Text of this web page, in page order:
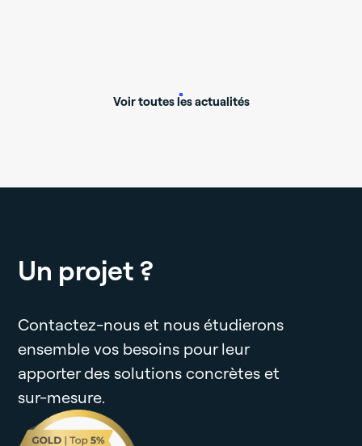
Voir toutes les actualités
Un projet ?
Contactez-nous et nous étudierons
ensemble vos besoins pour leur
apporter des solutions concrètes et
sur-mesure.